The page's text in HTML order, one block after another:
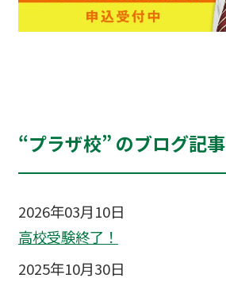
“プラザ校” のブログ記事
2026年03月10日
高校受験終了！
2025年10月30日